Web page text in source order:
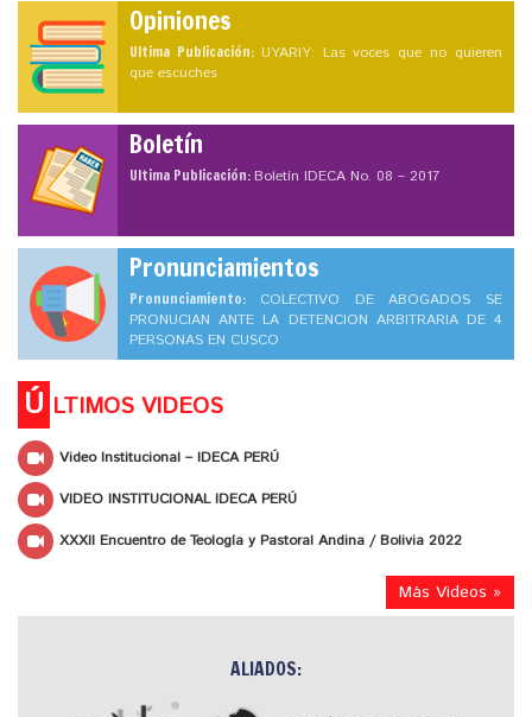
Opiniones
Ultima Publicación: UYARIY: Las voces que no quieren
que escuches
Boletín
Ultima Publicación:Boletín IDECA No. 08 – 2017
Pronunciamientos
Pronunciamiento: COLECTIVO DE ABOGADOS SE
PRONUCIAN ANTE LA DETENCION ARBITRARIA DE 4
PERSONAS EN CUSCO
Ú LTIMOS VIDEOS
Video Institucional – IDECA PERÚ
VIDEO INSTITUCIONAL IDECA PERÚ
XXXII Encuentro de Teología y Pastoral Andina / Bolivia 2022
Más Videos »
ALIADOS: